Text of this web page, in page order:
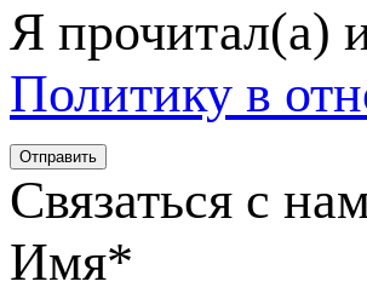
Я
Политику в
Связаться с
Имя*